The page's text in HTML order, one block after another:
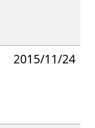
2015/11/24